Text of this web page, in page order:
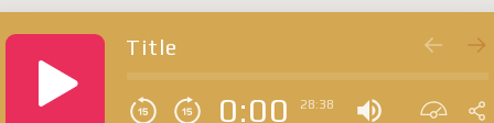
Title
0:00 28:38